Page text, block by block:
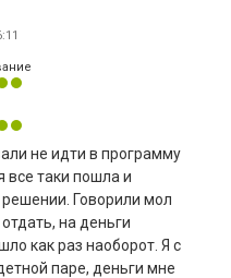
не идти в программу
все таки пошла и
Говорили мол
на деньги
как раз наоборот. Я с
паре, деньги мне